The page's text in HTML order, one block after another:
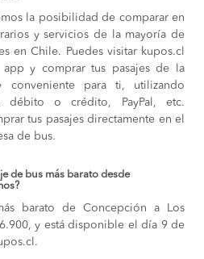
la posibilidad de comparar en
y servicios de la mayoría de
en Chile. Puedes visitar kupos.cl
app y comprar tus pasajes de la
conveniente para ti, utilizando
débito o crédito, PayPal, etc.
tus pasajes directamente en el
de bus.
de bus más barato desde
barato de Concepción a Los
y está disponible el día 9 de